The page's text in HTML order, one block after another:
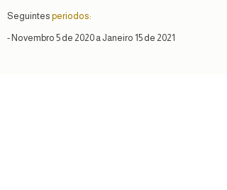
Seguintes periodos:
- Novembro 5 de 2020 a Janeiro 15 de 2021